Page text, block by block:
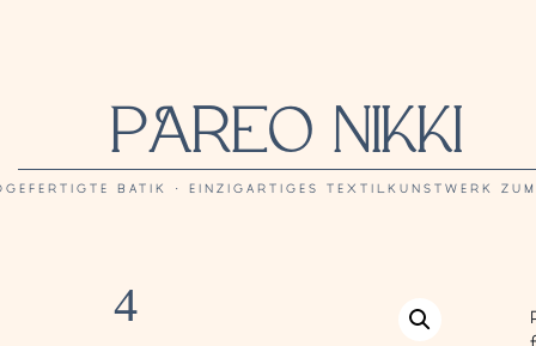
PAREO NIKKI
BATIK · EINZIGARTIGES TEXTILKUNSTWERK